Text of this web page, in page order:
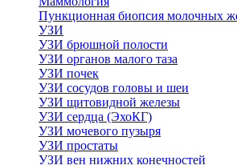
Пункционная биопсия молочных
УЗИ
УЗИ брюшной полости
УЗИ органов малого таза
УЗИ почек
УЗИ сосудов головы и шеи
УЗИ щитовидной железы
УЗИ сердца (ЭхоКГ)
УЗИ мочевого пузыря
УЗИ простаты
УЗИ вен нижних конечностей